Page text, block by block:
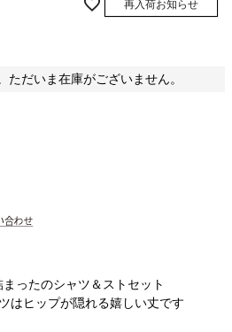
再入荷お知らせ
ただいま在庫がございません。
ったのシャツ＆ストセット
はヒップが隠れる嬉しい丈です